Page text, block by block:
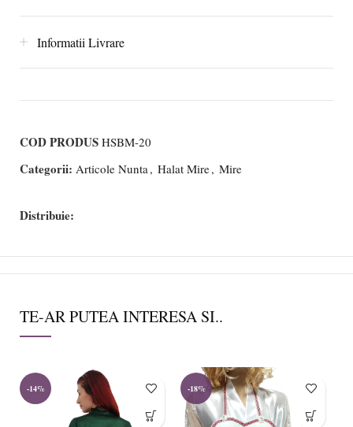
Informatii Livrare
COD PRODUS HSBM-20
Categorii: Articole Nunta , Halat Mire, Mire
Distribuie:
TE-AR PUTEA INTERESA SI..
-14% -18%